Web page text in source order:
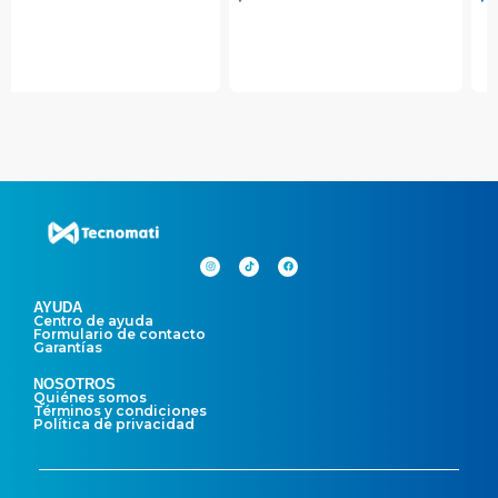
AYUDA
Centro de ayuda
Formulario de contacto
Garantías
NOSOTROS
Quiénes somos
Términos y condiciones
Política de privacidad